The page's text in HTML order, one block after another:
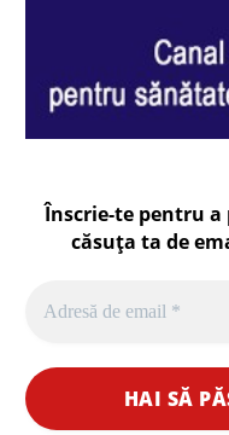
Înscrie-te pentru
căsuța ta de